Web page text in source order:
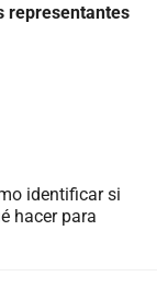
representantes
identificar si
hacer para